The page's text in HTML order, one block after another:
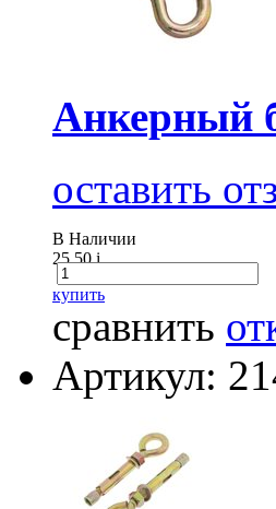
Анкерный
оставить
В Наличии
25.50i
купить
сравнить
Артикул: